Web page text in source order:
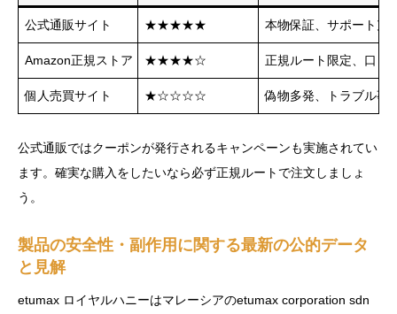
公式通販サイト ★★★★★ 本物保証、サポート充
Amazon正規ストア ★★★★☆ 正規ルート限定、口コ
個人売買サイト ★☆☆☆☆ 偽物多発、トラブル事
公式通販ではクーポンが発行されるキャンペーンも実施されてい
ます。確実な購入をしたいなら必ず正規ルートで注文しましょ
う。
製品の安全性・副作用に関する最新の公的データ
と見解
etumax ロイヤルハニーはマレーシアのetumax corporation sdn